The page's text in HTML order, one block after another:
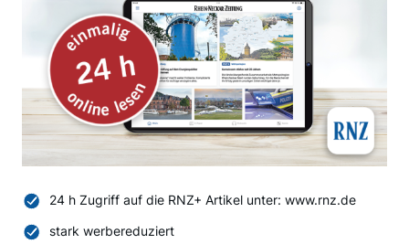
24 h Zugriff auf die RNZ+ Artikel unter: www.rnz.de
stark werbereduziert